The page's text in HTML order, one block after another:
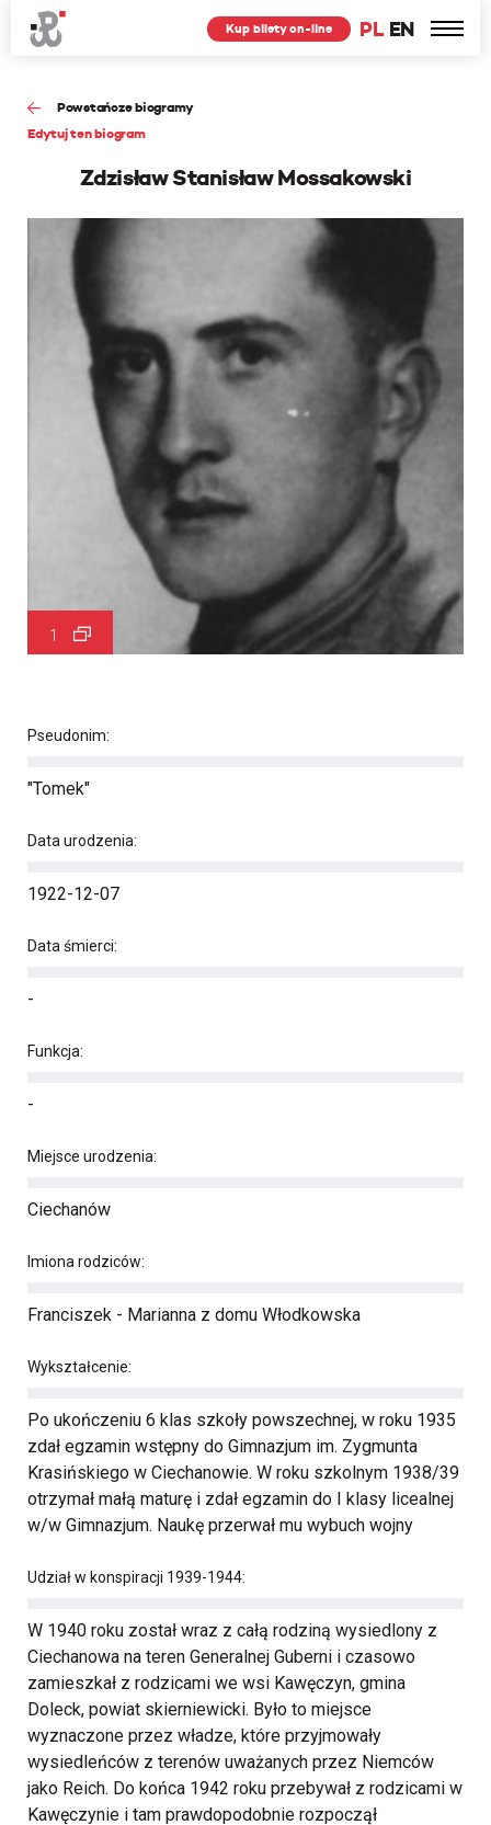
PL EN
Kup bilety on-line
Powstańcze biogramy
Edytuj ten biogram
Zdzisław Stanisław Mossakowski
1
Pseudonim:
"Tomek"
Data urodzenia:
1922-12-07
Data śmierci:
-
Funkcja:
-
Miejsce urodzenia:
Ciechanów
Imiona rodziców:
Franciszek - Marianna z domu Włodkowska
Wykształcenie:
Po ukończeniu 6 klas szkoły powszechnej, w roku 1935
zdał egzamin wstępny do Gimnazjum im. Zygmunta
Krasińskiego w Ciechanowie. W roku szkolnym 1938/39
otrzymał małą maturę i zdał egzamin do I klasy licealnej
w/w Gimnazjum. Naukę przerwał mu wybuch wojny
Udział w konspiracji 1939-1944:
W 1940 roku został wraz z całą rodziną wysiedlony z
Ciechanowa na teren Generalnej Guberni i czasowo
zamieszkał z rodzicami we wsi Kawęczyn, gmina
Doleck, powiat skierniewicki. Było to miejsce
wyznaczone przez władze, które przyjmowały
wysiedleńców z terenów uważanych przez Niemców
jako Reich. Do końca 1942 roku przebywał z rodzicami w
Kawęczynie i tam prawdopodobnie rozpoczął